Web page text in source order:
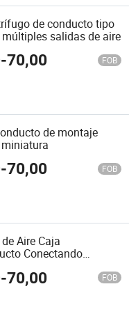
de conducto tipo
salidas de aire
-70,00 FOB
de montaje
-70,00 FOB
Aire Caja
Conectando
-70,00 FOB